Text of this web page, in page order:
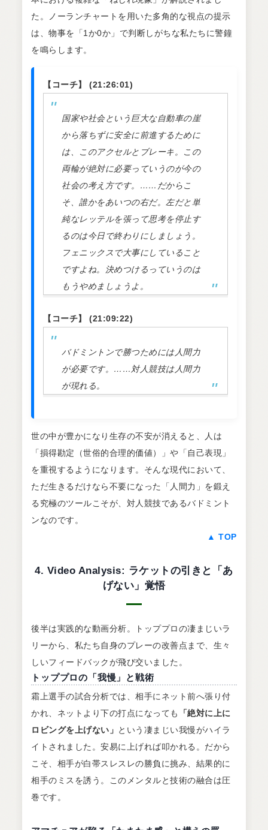
た。ノーランチャートを用いた多角的な視点の提示
は、物事を「1か0か」で判断しがちな私たちに警鐘
を鳴らします。
【コーチ】 (21:26:01)
国家や社会という巨大な自動車の崖
から落ちずに安全に前進するために
は、このアクセルとブレーキ。この
両輪が絶対に必要っていうのが今の
社会の考え方です。……だからこ
そ、誰かをあいつの右だ。左だと単
純なレッテルを張って思考を停止す
るのは今日で終わりにしましょう。
フェニックスで大事にしていること
ですよね。決めつけるっていうのは
もうやめましょうよ。
【コーチ】 (21:09:22)
バドミントンで勝つためには人間力
が必要です。……対人競技は人間力
が現れる。
世の中が豊かになり生存の不安が消えると、人は
「損得勘定（世俗的合理的価値）」や「自己表現」
を重視するようになります。そんな現代において、
ただ生きるだけなら不要になった「人間力」を鍛え
る究極のツールこそが、対人競技であるバドミント
ンなのです。
▲ TOP
4. Video Analysis: ラケットの引きと「あ
げない」覚悟
後半は実践的な動画分析。トッププロの凄まじいラ
リーから、私たち自身のプレーの改善点まで、生々
しいフィードバックが飛び交いました。
トッププロの「我慢」と戦術
霜上選手の試合分析では、相手にネット前へ張り付
かれ、ネットより下の打点になっても
「絶対に上に
ロビングを上げない」 という凄まじい我慢がハイラ
イトされました。安易に上げれば叩かれる。だから
こそ、相手が白帯スレスレの勝負に挑み、結果的に
相手のミスを誘う。このメンタルと技術の融合は圧
巻です。